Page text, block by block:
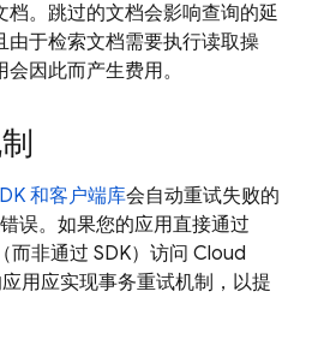
档。跳过的文档会影响查询的延
由于检索文档需要执行读取操
因此而产生费用。
和客户端库会自动重试失败的
误。如果您的应用直接通过
而非通过 SDK）访问 Cloud
应用应实现事务重试机制，以提